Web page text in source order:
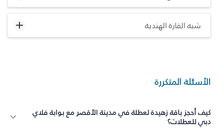
شبه القارة الهندية
الأسئلة المتكررة
كيف أحجز باقة زهيدة لعطلة في مدينة الأقصر مع بوابة فلاي
دبي للعطلات؟